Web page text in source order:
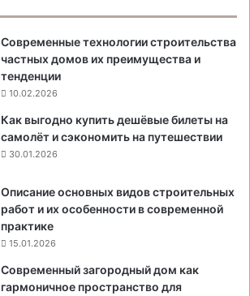
Современные технологии строительства
частных домов их преимущества и
тенденции
10.02.2026
Как выгодно купить дешёвые билеты на
самолёт и сэкономить на путешествии
30.01.2026
Описание основных видов строительных
работ и их особенности в современной
практике
15.01.2026
Современный загородный дом как
гармоничное пространство для